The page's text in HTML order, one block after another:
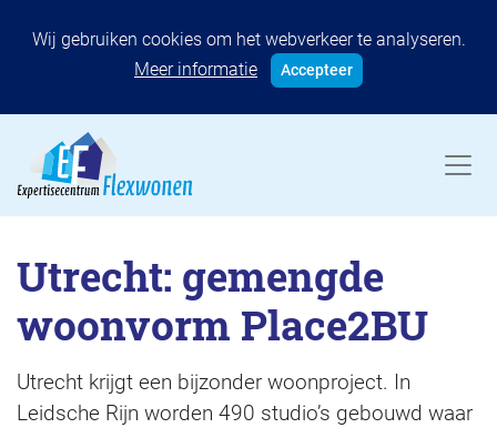
Wij gebruiken cookies om het webverkeer te analyseren.
Meer informatie
Accepteer
Utrecht: gemengde
woonvorm Place2BU
Utrecht krijgt een bijzonder woonproject. In
Leidsche Rijn worden 490 studio’s gebouwd waar